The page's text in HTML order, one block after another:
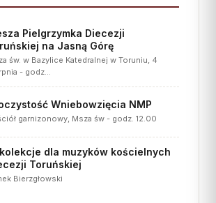
Pielgrzymka Diecezji
na Jasną Górę
św. w Bazylice Katedralnej w Toruniu, 4
- godz…
Wniebowzięcia NMP
garnizonowy, Msza św - godz. 12.00
dla muzyków kościelnych
Toruńskiej
Bierzgłowski